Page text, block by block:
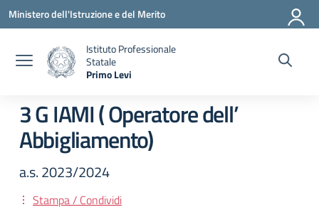
Vai ai contenuti
Vai al menu di navigazione
Vai al footer
Ministero dell'Istruzione e del Merito
Istituto Professionale
Statale
Primo Levi
3 G IAMI ( Operatore dell’
Abbigliamento)
a.s. 2023/2024
Stampa / Condividi